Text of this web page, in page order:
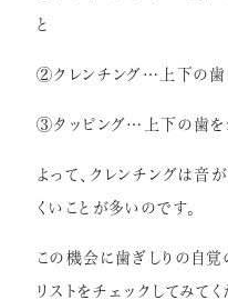
と
②クレンチング… 上下の
③タッピング… 上下の歯
よって、クレンチングは音
くいことが多いのです。
この機会に歯ぎしりの自覚
リストをチェックしてみてく